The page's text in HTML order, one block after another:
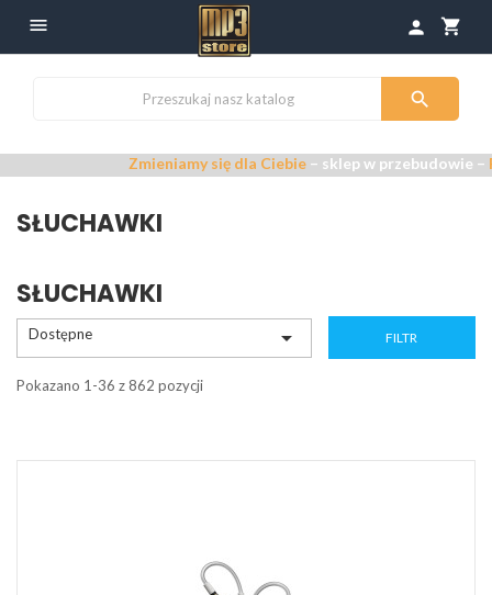
 shopping_cart
person

Zmieniamy się dla Ciebie– sklep w przebudowie –
SŁUCHAWKI
SŁUCHAWKI
Dostępne  FILTR
Pokazano 1-36 z 862 pozycji